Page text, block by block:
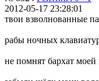
2012-05-17 23:28:01
твои взволнованные
рабы ночных
не помнят бархат моей